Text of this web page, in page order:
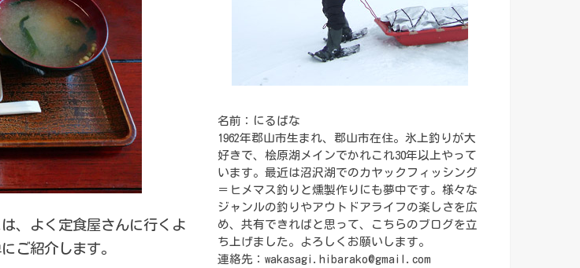
、よく定食屋さんに行くよ
ご紹介します。
名前：にるばな
1962年郡山市生まれ、郡山市在住。氷上釣りが大
好きで、桧原湖メインでかれこれ30年以上やって
います。最近は沼沢湖でのカヤックフィッシング
＝ヒメマス釣りと燻製作りにも夢中です。様々な
ジャンルの釣りやアウトドアライフの楽しさを広
め、共有できればと思って、こちらのブログを立
ち上げました。よろしくお願いします。
連絡先：wakasagi.hibarako@gmail.com